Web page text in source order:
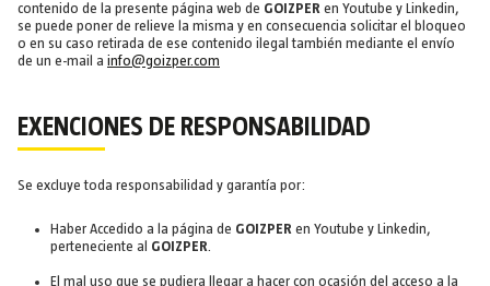
contenido de la presente página web de GOIZPER en Youtube y Linkedin,
se puede poner de relieve la misma y en consecuencia solicitar el bloqueo
o en su caso retirada de ese contenido ilegal también mediante el envío
de un e-mail a info@goizper.com
EXENCIONES DE RESPONSABILIDAD
Se excluye toda responsabilidad y garantía por:
Haber Accedido a la página de GOIZPER en Youtube y Linkedin,
perteneciente al GOIZPER.
El mal uso que se pudiera llegar a hacer con ocasión del acceso a la